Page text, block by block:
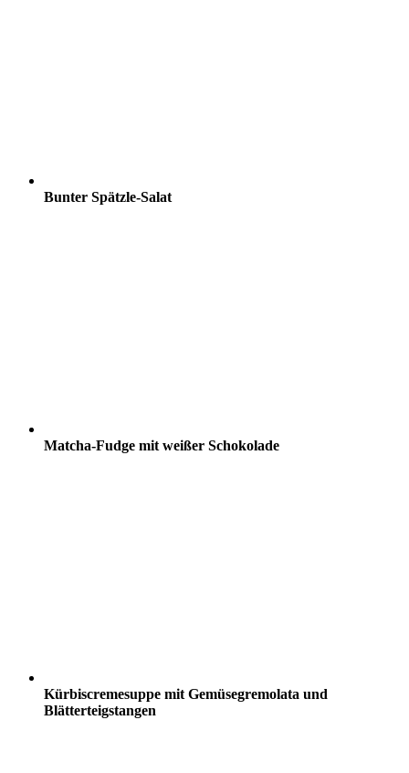
Bunter Spätzle-Salat
Matcha-Fudge mit weißer Schokolade
Kürbiscremesuppe mit Gemüsegremolata und
Blätterteigstangen